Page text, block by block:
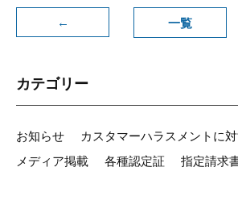
← 一覧
カテゴリー
お知らせ
カスタマーハラスメントに
メディア掲載
各種認定証 指定請求